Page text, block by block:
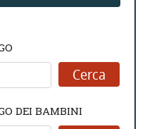
DEI BAMBINI